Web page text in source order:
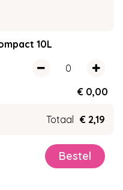
10L
€ 0,00
Totaal € 2,19